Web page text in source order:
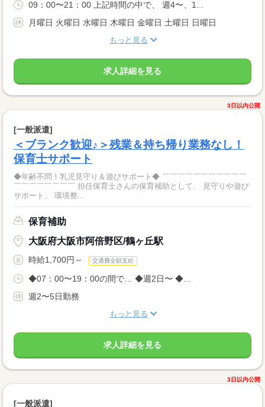
09：00〜21：00 上記時間の中で、 週4〜、1...
月曜日 火曜日 水曜日 木曜日 金曜日 土曜日 日曜日
もっと見る
求人詳細を見る
3日以内公開
[一般派遣]
＜ブランク歓迎♪＞残業＆持ち帰り業務なし！
保育士サポート
◆年齢不問！乳児見守り＆遊びサポート◆ ￣￣￣￣￣￣￣￣￣￣￣
￣￣￣￣￣￣￣￣ 担任保育士さんの保育補助として、 見守りや遊び
サポート、 環境整...
保育補助
大阪府大阪市阿倍野区/鶴ヶ丘駅
時給1,700円～ 交通費全額支給
◆07：00〜19：00の間で… ◆週2日〜 ◆...
週2〜5日勤務
もっと見る
求人詳細を見る
3日以内公開
[一般派遣]